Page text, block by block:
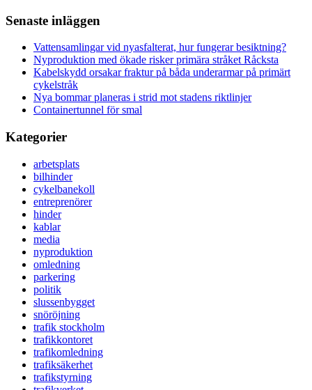
Senaste inläggen
Vattensamlingar vid nyasfalterat, hur fungerar besiktning?
Nyproduktion med ökade risker primära stråket Råcksta
Kabelskydd orsakar fraktur på båda underarmar på primärt
cykelstråk
Nya bommar planeras i strid mot stadens riktlinjer
Containertunnel för smal
Kategorier
arbetsplats
bilhinder
cykelbanekoll
entreprenörer
hinder
kablar
media
nyproduktion
omledning
parkering
politik
slussenbygget
snöröjning
trafik stockholm
trafikkontoret
trafikomledning
trafiksäkerhet
trafikstyrning